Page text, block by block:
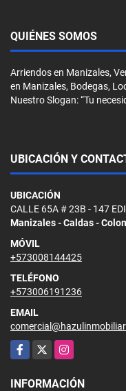
QUIÉNES SOMOS
Arriendos en Manizales,
en Manizales, Bodegas,
Nuestro Slogan: “Tu
UBICACIÓN Y
UBICACIÓN
CALLE 65A # 23B - 147
Manizales - Caldas -
MÓVIL
+573008144425
TELÉFONO
+573006191236
EMAIL
Facebook
X Instagram
INFORMACIÓN